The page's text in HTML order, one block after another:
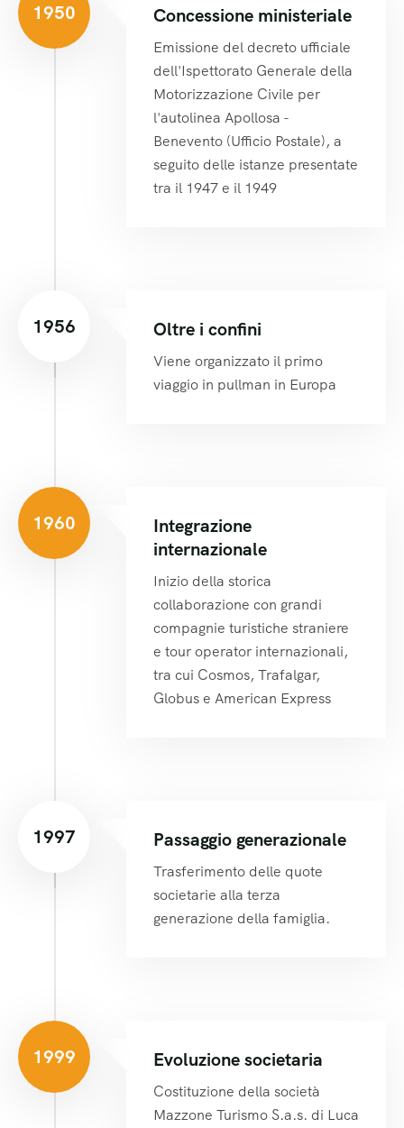
1950 Concessione ministeriale
Emissione del decreto ufficiale
dell'Ispettorato Generale della
Motorizzazione Civile per
l'autolinea Apollosa -
Benevento (Ufficio Postale), a
seguito delle istanze presentate
tra il 1947 e il 1949
1956 Oltre i confini
Viene organizzato il primo
viaggio in pullman in Europa
1960
Integrazione
internazionale
Inizio della storica
collaborazione con grandi
compagnie turistiche straniere
e tour operator internazionali,
tra cui Cosmos, Trafalgar,
Globus e American Express
1997 Passaggio generazionale
Trasferimento delle quote
societarie alla terza
generazione della famiglia.
1999 Evoluzione societaria
Costituzione della società
Mazzone Turismo S.a.s. di Luca